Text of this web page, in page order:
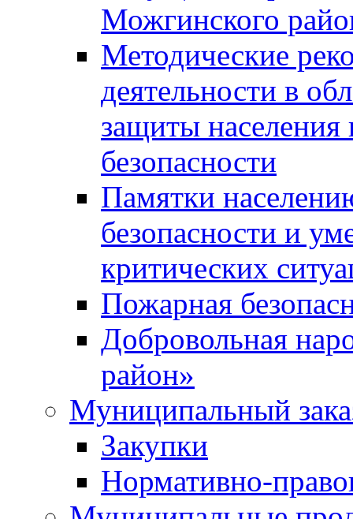
Можгинского
Методические
деятельности в
защиты
безопасности
Памятки
безопасности и
критических
Пожарная
Добровольная
район»
Муниципальный
Закупки
Нормативно-